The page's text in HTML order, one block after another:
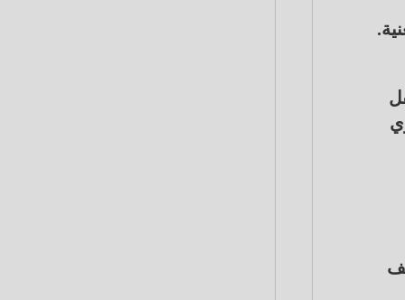
عن ستة أشهر، وبغرامة لا تقل عن 50 ألف